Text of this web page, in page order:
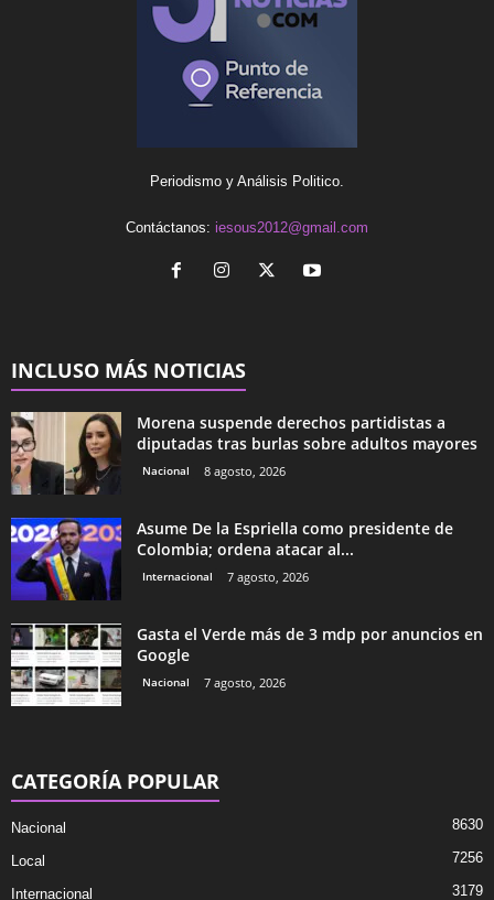
Periodismo y Análisis Politico.
Contáctanos: iesous2012@gmail.com
INCLUSO MÁS NOTICIAS
Morena suspende derechos partidistas a
diputadas tras burlas sobre adultos mayores
Nacional 8 agosto, 2026
Asume De la Espriella como presidente de
Colombia; ordena atacar al...
Internacional 7 agosto, 2026
Gasta el Verde más de 3 mdp por anuncios en
Google
Nacional 7 agosto, 2026
CATEGORÍA POPULAR
Nacional 8630
Local 7256
Internacional 3179